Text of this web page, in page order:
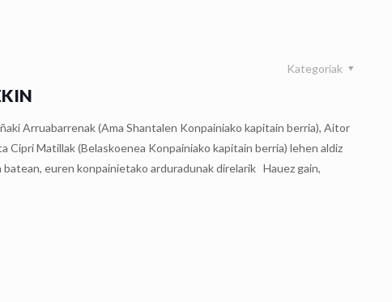
Kategoriak
Arruabarrenak (Ama Shantalen Konpainiako kapitain berria), Aitor
Cipri Matillak (Belaskoenea Konpainiako kapitain berria) lehen aldiz
euren konpainietako arduradunak direlarik Hauez gain,